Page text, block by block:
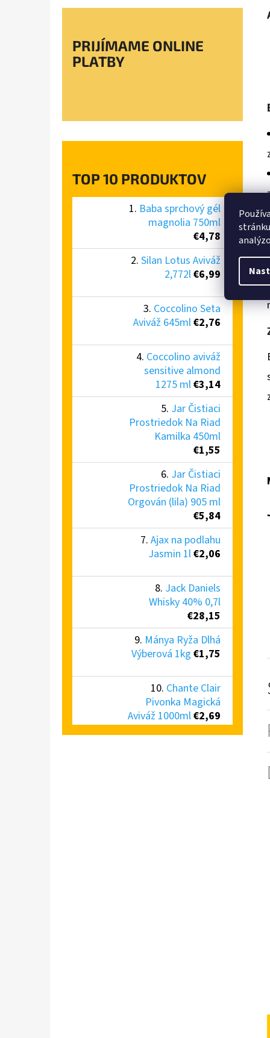
PRIJÍMAME ONLINE
PLATBY
TOP 10 PRODUKTOV
Baba sprchový gél
magnolia 750ml
€4,78
Silan Lotus Aviváž
2,772l€6,99
Coccolino Seta
Aviváž 645ml€2,76
Coccolino aviváž
sensitive almond
1275 ml€3,14
Jar Čistiaci
Prostriedok Na Riad
Kamilka 450ml
€1,55
Jar Čistiaci
Prostriedok Na Riad
Orgován (lila) 905 ml
€5,84
Ajax na podlahu
Jasmin 1l€2,06
Jack Daniels
Whisky 40% 0,7l
€28,15
Mánya Ryža Dlhá
Výberová 1kg €1,75
Chante Clair
Pivonka Magická
Aviváž 1000ml€2,69